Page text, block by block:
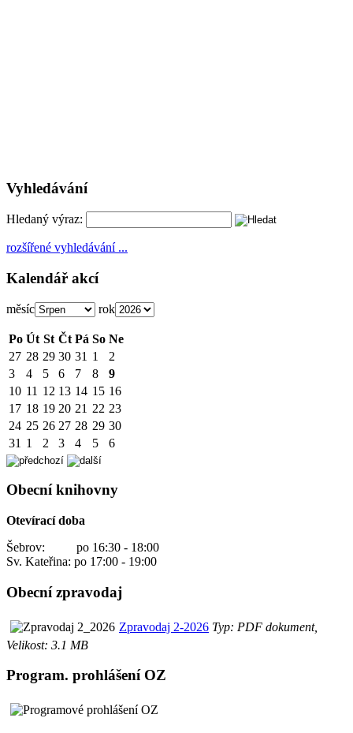
Vyhledávání
Hledaný výraz:
rozšířené vyhledávání ...
Kalendář akcí
měsíc rok
Po Út St Čt Pá So Ne
27 28 29 30 31 1
2
3
4 5 6 7 8
9
10 11 12 13 14 15 16
17 18 19 20 21 22 23
24 25 26 27 28 29 30
31 1 2 3 4 5 6
Obecní knihovny
Otevírací doba
Šebrov: po 16:30 - 18:00
Sv. Kateřina: po 17:00 - 19:00
Obecní zpravodaj
Zpravodaj 2-2026 Typ: PDF dokument,
Velikost: 3.1 MB
Program. prohlášení OZ